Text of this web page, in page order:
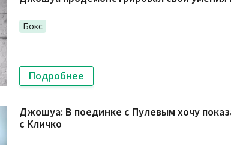
Бокс
Подробнее
Джошуа: В поединке с Пулевым хочу
с Кличко